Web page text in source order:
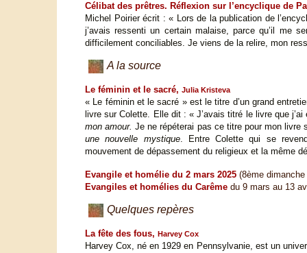
Célibat des prêtres. Réflexion sur l’encyclique de
Michel Poirier écrit : « Lors de la publication de
j’avais ressenti un certain malaise, parce qu’il me
difficilement conciliables. Je viens de la relire, mon
A la source
Le féminin et le sacré, Julia Kristeva
« Le féminin et le sacré » est le titre d’un grand
livre sur Colette. Elle dit : « J’avais titré le livre que
mon amour. Je ne répéterai pas ce titre pour mon
une nouvelle mystique. Entre Colette qui se
mouvement de dépassement du religieux et la même
Evangile et homélie du 2 mars 2025 (8ème
Evangiles et homélies du Carême du 9 mars au 13
Quelques repères
La fête des fous, Harvey Cox
Harvey Cox, né en 1929 en Pennsylvanie, est un